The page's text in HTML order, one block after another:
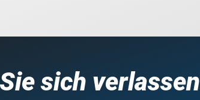
sich verlassen